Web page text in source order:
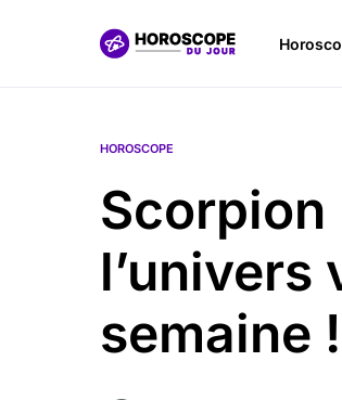
HOROSCOPE
Scorpion
l’univers
semaine !